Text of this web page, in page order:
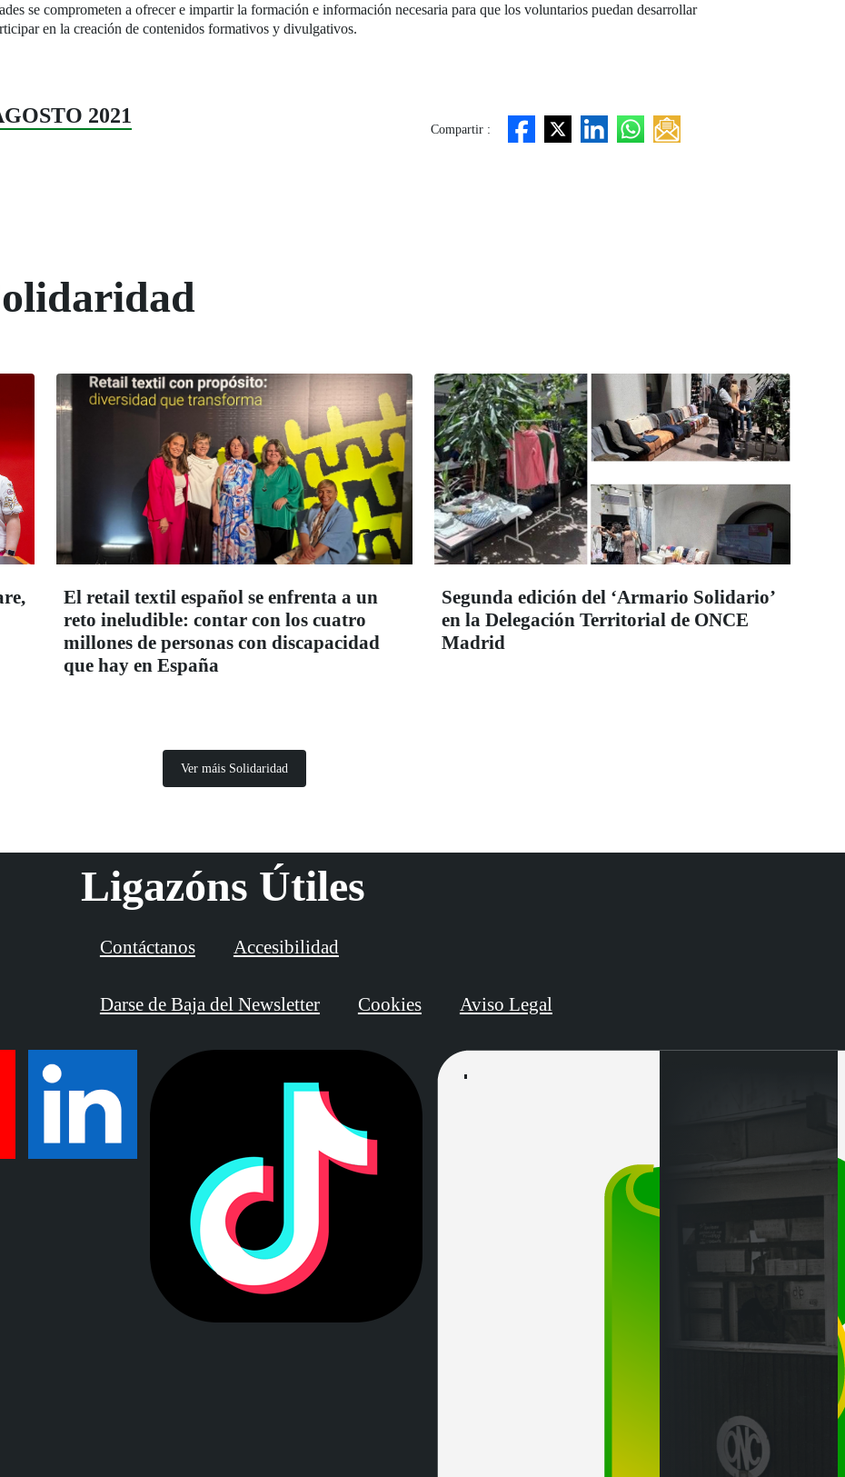
se comprometen a ofrecer e impartir la formación e información necesaria para que los voluntarios puedan desarrollar
en la creación de contenidos formativos y divulgativos.
2021
Compartir :
El retail textil español se enfrenta a un
reto ineludible: contar con los cuatro
millones de personas con discapacidad
que hay en España
Segunda edición del ‘Armario Solidario’
en la Delegación Territorial de ONCE
Madrid
Ver máis Solidaridad
Ligazóns Útiles
Contáctanos Accesibilidad
Darse de Baja del Newsletter Cookies Aviso Legal